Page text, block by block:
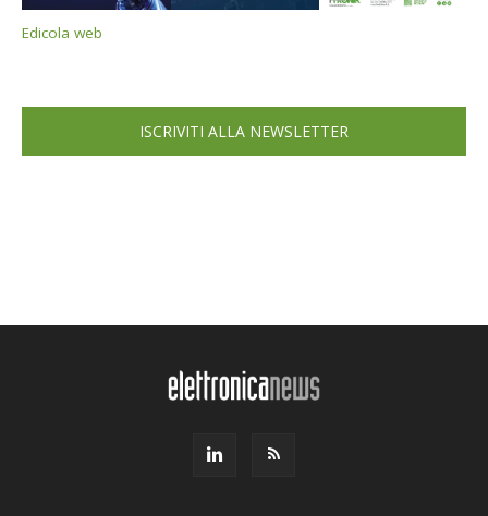
Edicola web
ISCRIVITI ALLA NEWSLETTER